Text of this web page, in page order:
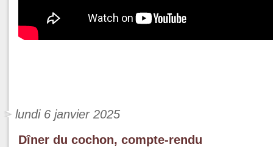
lundi 6 janvier 2025
Dîner du cochon, compte-rendu